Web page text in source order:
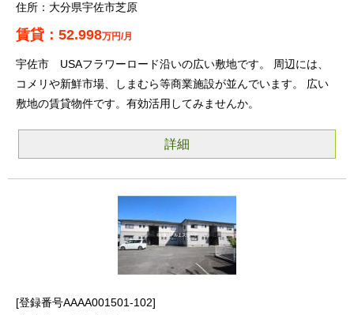
大分県宇佐市芝原
52.998万円/月
宇佐市 USAフラワーロード沿いの広い敷地です。 周辺には、
コメリや新鮮市場、しまむら等商業施設が並んでいます。 広い
敷地の賃貸物件です。有効活用してみませんか。
詳細
登録番号AAAA001501-102